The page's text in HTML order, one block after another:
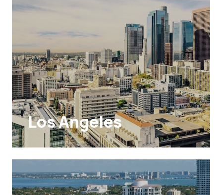
Los Angeles